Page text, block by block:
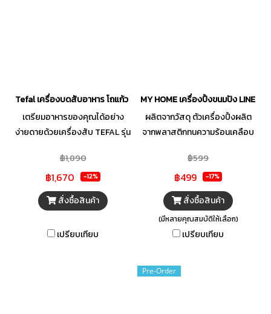
Tefal เครื่องบดสับอาหาร โถแก้ว 500W รุ่น MB603166
เตรียมอาหารของคุณได้อย่าง
ง่ายดายด้วยเครื่องสับ TEFAL รุ่น
แข็งแรงทนทานพร้อมคุณสมบัติ
ป้องกันสนิม ช่วยให้สับอาหารได้
ละเอียด ประหยัดเวลาในการเตรี
ยมอาหาร มาพร้อมระบบ Safety
งาน นอกจากนี้ ชิ้นส่วนที่ถอดออก
฿1,890
฿1,670 -12%
สั่งซื้อสินค้า
เปรียบเทียบ
MY HOME เครื่องปิ้งขนมปัง LINE
ผลิตจากวัสดุ ตัวเครื่องปิ้งผลิต
จากพลาสติกทนความร้อนเคลือบ
จะได้ลายหน้าขนมปังเป็นลาย
การ์ตูน มีปุ่มปรับระดับความร้อน 5
ระดับ มีปุ่ม Stop เมื่อต้องการหยุด
การทำงาน มีถาดรองเศษขนมปัง
กำลังไฟ 700 วัตต์ 220 V 50Hz
ประโยชน์ใช้สำหรับปิ้งขนมปัง
฿599
฿499 -17%
สั่งซื้อสินค้า
(มีหลายคุณสมบัติให้เลือก)
เปรียบเทียบ
Pre-Order